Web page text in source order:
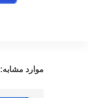
موارد مشابه: